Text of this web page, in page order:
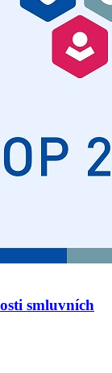
smluvních